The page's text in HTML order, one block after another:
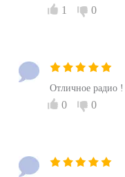
1 0
Отличное радио !
0 0